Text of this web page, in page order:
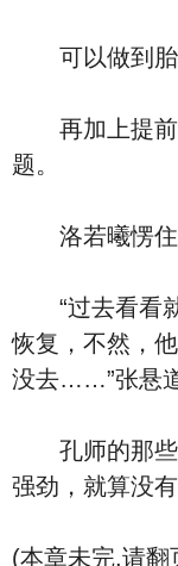
可以做到胎
再加上提前
题。
洛若曦愣住
“过去看看就
恢复，不然，
没去……”张悬道
孔师的那些
强劲，就算没
(本章未完,请翻